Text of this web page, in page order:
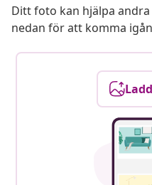
Ditt foto kan hjälpa
nedan för att komma